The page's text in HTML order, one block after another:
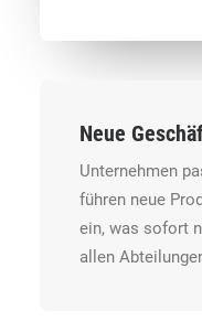
Neue
Unternehmen
führen neue
ein, was sofort
allen